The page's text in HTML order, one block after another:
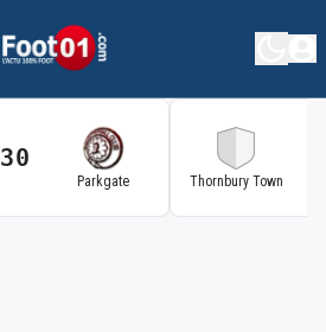
Parkgate Thornbury Town